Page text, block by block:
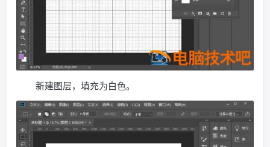
新建图层，填充为白色。